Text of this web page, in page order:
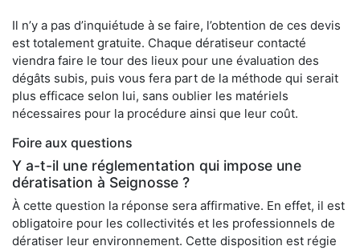
Il n’y a pas d’inquiétude à se faire, l’obtention de ces devis
est totalement gratuite. Chaque dératiseur contacté
viendra faire le tour des lieux pour une évaluation des
dégâts subis, puis vous fera part de la méthode qui serait
plus efficace selon lui, sans oublier les matériels
nécessaires pour la procédure ainsi que leur coût.
Foire aux questions
Y a-t-il une réglementation qui impose une
dératisation à Seignosse ?
À cette question la réponse sera affirmative. En effet, il est
obligatoire pour les collectivités et les professionnels de
dératiser leur environnement. Cette disposition est régie